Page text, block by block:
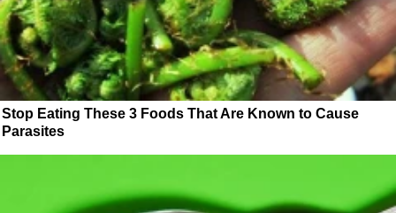
Stop Eating These 3 Foods That Are Known to Cause
Parasites